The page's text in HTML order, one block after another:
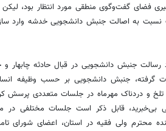
فضای گفت‌وگوی منطقی مورد انتظار بود، لیکن
نسبت به اصالت جنبش دانشجویی خدشه وارد
جنبش دانشجویی در قبال حادثه چابهار و
گرفته، جنبش دانشجویی بر حسب وظیفه
تلخ و دردناک مهرماه در جلسات متعددی پرسش
بی‌خبرید، قابل ذکر است جلسات مختلفی در
محترم ولی فقیه در استان، اعضای شورای